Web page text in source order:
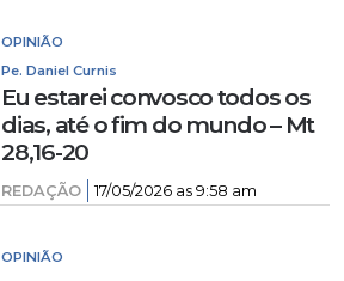
OPINIÃO
Pe. Daniel Curnis
Eu estarei convosco todos os
dias, até o fim do mundo – Mt
28,16-20
REDAÇÃO 17/05/2026 as 9:58 am
OPINIÃO